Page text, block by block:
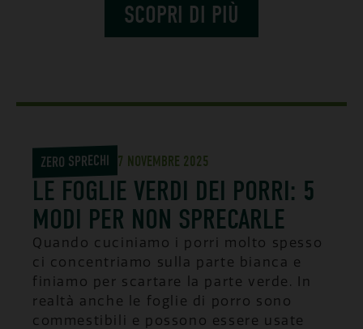
SCOPRI DI PIÙ
ZERO SPRECHI 7 NOVEMBRE 2025
LE FOGLIE VERDI DEI PORRI: 5
MODI PER NON SPRECARLE
Quando cuciniamo i porri molto spesso
ci concentriamo sulla parte bianca e
finiamo per scartare la parte verde. In
realtà anche le foglie di porro sono
commestibili e possono essere usate